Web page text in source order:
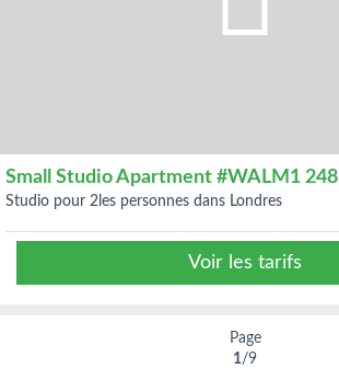
Small Studio Apartment #WALM1 248
studio pour 2les personnes dans Londres
Voir les tarifs
Page
1/9